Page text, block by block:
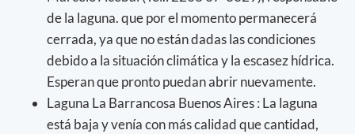
de la laguna. que por el momento permanecerá
cerrada, ya que no están dadas las condiciones
debido a la situación climática y la escasez hídrica.
Esperan que pronto puedan abrir nuevamente.
Laguna La Barrancosa Buenos Aires : La laguna
está baja y venía con más calidad que cantidad,